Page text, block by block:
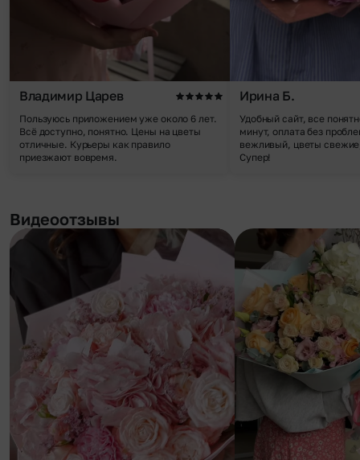
Владимир Царев
Пользуюсь приложением уже около 6 лет.
Всё доступно, понятно. Цены на цветы
отличные. Курьеры как правило
приезжают вовремя.
Ирина Б.
Удобный сайт, все
минут, оплата без
вежливый, цветы
Супер!
Видеоотзывы